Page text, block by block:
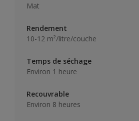
Mat
Rendement
10-12 m²/litre/couche
Temps de séchage
Environ 1 heure
Recouvrable
Environ 8 heures